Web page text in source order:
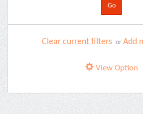
Clear current filters or Add
View Option